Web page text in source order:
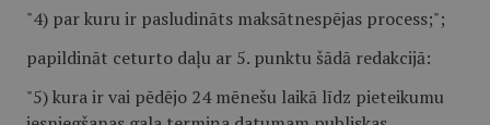
"4) par kuru ir pasludināts maksātnespējas process;";
papildināt ceturto daļu ar 5. punktu šādā redakcijā:
"5) kura ir vai pēdējo 24 mēnešu laikā līdz pieteikumu